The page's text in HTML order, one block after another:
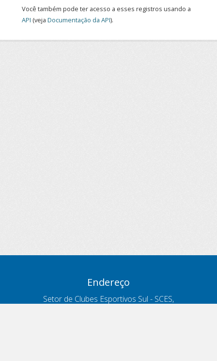
Você também pode ter acesso a esses registros usando a
API (veja Documentação da API).
Endereço
Setor de Clubes Esportivos Sul - SCES,